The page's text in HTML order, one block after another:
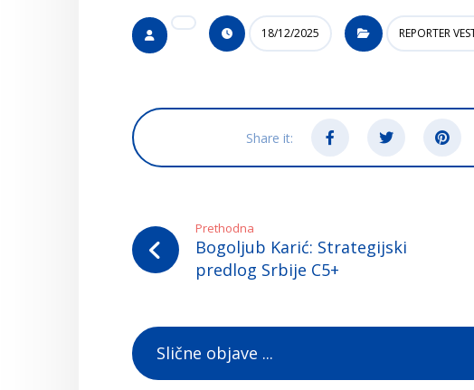
18/12/2025 REPORTER
Prethodna
Bogoljub Karić: Strategijski
predlog Srbije C5+
Slične objave ...